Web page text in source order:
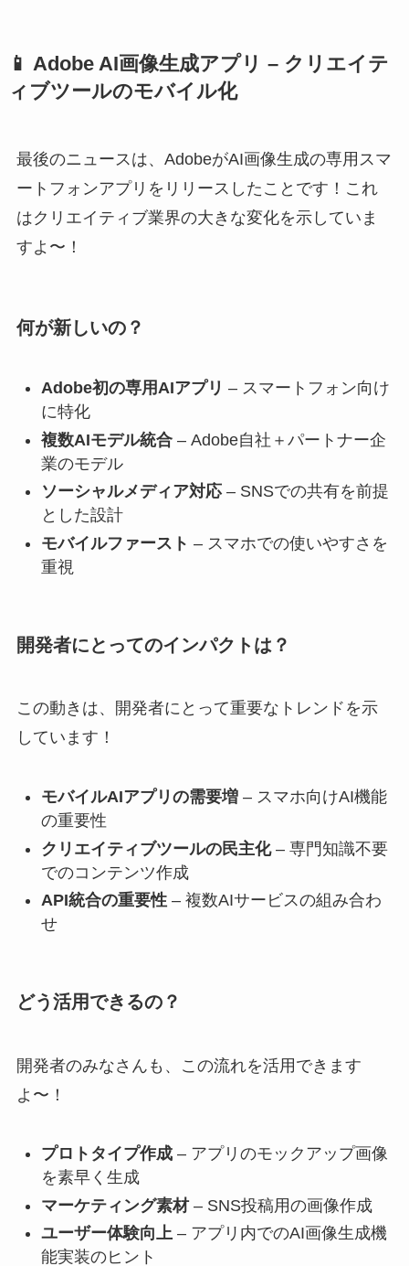
📱 Adobe AI画像生成アプリ – クリエイテ
ィブツールのモバイル化
最後のニュースは、AdobeがAI画像生成の専用スマ
ートフォンアプリをリリースしたことです！これ
はクリエイティブ業界の大きな変化を示していま
すよ〜！
何が新しいの？
Adobe初の専用AIアプリ – スマートフォン向け
に特化
複数AIモデル統合– Adobe自社＋パートナー企
業のモデル
ソーシャルメディア対応– SNSでの共有を前提
とした設計
モバイルファースト – スマホでの使いやすさを
重視
開発者にとってのインパクトは？
この動きは、開発者にとって重要なトレンドを示
しています！
モバイルAIアプリの需要増– スマホ向けAI機能
の重要性
クリエイティブツールの民主化– 専門知識不要
でのコンテンツ作成
API統合の重要性– 複数AIサービスの組み合わ
せ
どう活用できるの？
開発者のみなさんも、この流れを活用できます
よ〜！
プロトタイプ作成– アプリのモックアップ画像
を素早く生成
マーケティング素材– SNS投稿用の画像作成
ユーザー体験向上– アプリ内でのAI画像生成機
能実装のヒント